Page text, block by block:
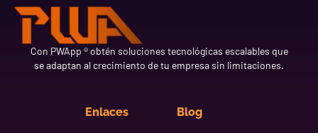
Con PWApp ® obtén soluciones tecnológicas escalables que
se adaptan al crecimiento de tu empresa sin limitaciones.
Enlaces Blog